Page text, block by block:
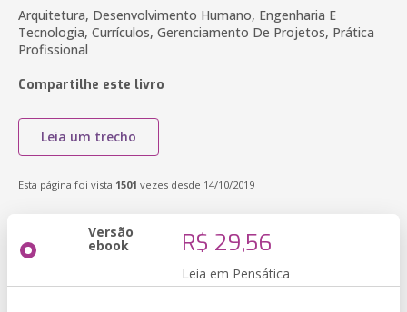
Arquitetura, Desenvolvimento Humano, Engenharia E
Tecnologia, Currículos, Gerenciamento De Projetos, Prática
Profissional
Compartilhe este livro
Leia um trecho
Esta página foi vista 1501 vezes desde 14/10/2019
Versão
ebook R$ 29,56
Leia em Pensática